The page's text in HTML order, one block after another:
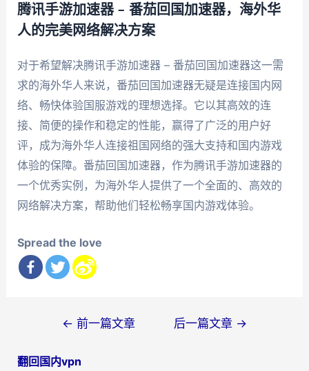
腾讯手游加速器 – 番茄回国加速器，海外华
人的完美网络解决方案
对于希望解决腾讯手游加速器 – 番茄回国加速器这一需
求的海外华人来说，番茄回国加速器无疑是连接国内网
络、畅快体验国服游戏的理想选择。它以其高效的连
接、简便的操作和稳定的性能，赢得了广泛的用户好
评，成为海外华人连接祖国网络的强大支持和国内游戏
体验的保障。番茄回国加速器，作为腾讯手游加速器的
一个优秀实例，为海外华人提供了一个全面的、高效的
网络解决方案，帮助他们轻松畅享国内游戏体验。
Spread the love
导
← 前一篇文章 后一篇文章 →
翻回国内vpn